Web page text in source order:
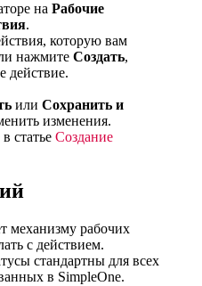
на Рабочие
.
которую вам
нажмите Создать,
действие.
или Сохранить и
изменения.
статье Создание
механизму рабочих
с действием.
стандартны для всех
в SimpleOne.